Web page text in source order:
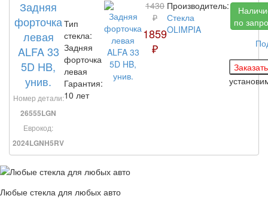
Задняя
форточка
левая
ALFA 33
5D HB,
унив.
Номер детали:
26555LGN
Еврокод:
2024LGNH5RV
Тип
стекла:
Задняя
форточка
левая
Гарантия:
10 лет
1430
₽
1859
₽
Производитель:
Стекла
OLIMPIA
по
Любые стекла для любых авто